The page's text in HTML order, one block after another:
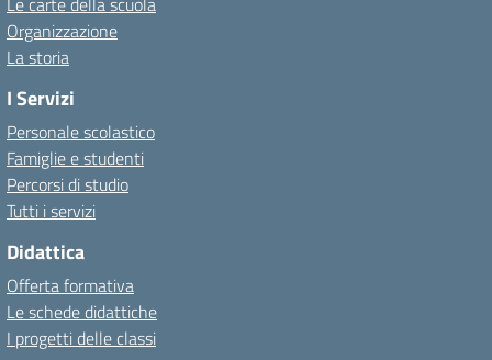
Organizzazione
La storia
I Servizi
Personale scolastico
Famiglie e studenti
Percorsi di studio
Tutti i servizi
Didattica
Offerta formativa
Le schede didattiche
I progetti delle classi